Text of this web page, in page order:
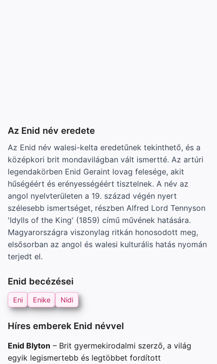
Az Enid név eredete
Az Enid név walesi-kelta eredetűnek tekinthető, és a
középkori brit mondavilágban vált ismertté. Az artúri
legendakörben Enid Geraint lovag felesége, akit
hűségéért és erényességéért tisztelnek. A név az
angol nyelvterületen a 19. század végén nyert
szélesebb ismertséget, részben Alfred Lord Tennyson
'Idylls of the King' (1859) című művének hatására.
Magyarországra viszonylag ritkán honosodott meg,
elsősorban az angol és walesi kulturális hatás nyomán
terjedt el.
Enid becézései
Eni Enike Nidi
Híres emberek Enid névvel
Enid Blyton – Brit gyermekirodalmi szerző, a világ
egyik legismertebb és legtöbbet fordított